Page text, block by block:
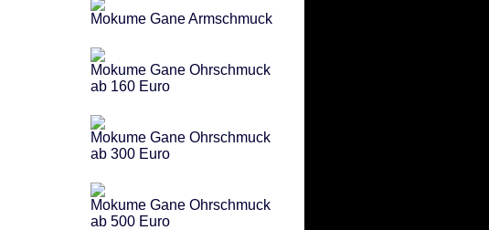
Mokume Gane Armschmuck
Mokume Gane Ohrschmuck
ab 160 Euro
Mokume Gane Ohrschmuck
ab 300 Euro
Mokume Gane Ohrschmuck
ab 500 Euro